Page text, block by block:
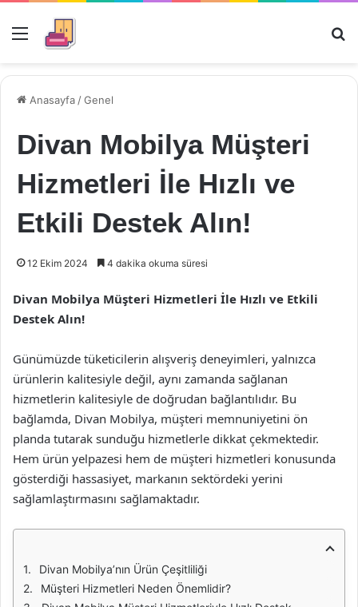
Menü
Anasayfa /Genel
Divan Mobilya Müşteri
Hizmetleri İle Hızlı ve
Etkili Destek Alın!
12 Ekim 2024 4 dakika okuma süresi
Divan Mobilya Müşteri Hizmetleri İle Hızlı ve Etkili
Destek Alın!
Günümüzde tüketicilerin alışveriş deneyimleri, yalnızca
ürünlerin kalitesiyle değil, aynı zamanda sağlanan
hizmetlerin kalitesiyle de doğrudan bağlantılıdır. Bu
bağlamda, Divan Mobilya, müşteri memnuniyetini ön
planda tutarak sunduğu hizmetlerle dikkat çekmektedir.
Hem ürün yelpazesi hem de müşteri hizmetleri konusunda
gösterdiği hassasiyet, markanın sektördeki yerini
sağlamlaştırmasını sağlamaktadır.
Divan Mobilya’nın Ürün Çeşitliliği
Müşteri Hizmetleri Neden Önemlidir?